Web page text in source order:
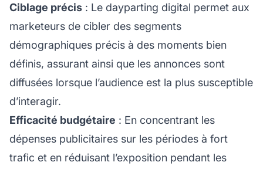
Ciblage précis : Le dayparting digital permet aux
marketeurs de cibler des segments
démographiques précis à des moments bien
définis, assurant ainsi que les annonces sont
diffusées lorsque l’audience est la plus susceptible
d’interagir.
Efficacité budgétaire : En concentrant les
dépenses publicitaires sur les périodes à fort
trafic et en réduisant l’exposition pendant les